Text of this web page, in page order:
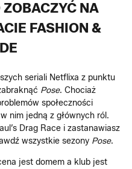
NA
FASHION &
seriali Netflixa z punktu
Pose. Chociaż
społeczności
nim jedną z głównych ról.
Drag Race i zastanawiasz
wszystkie sezony Pose.
jest domem a klub jest